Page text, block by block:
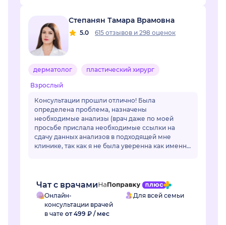
Степанян Тамара Врамовна
5.0 615 отзывов и 298 оценок
дерматолог пластический хирург
Взрослый
Консультации прошли отлично! Была
определена проблема, назначены
необходимые анализы (врач даже по моей
просьбе прислала необходимые ссылки на
сдачу данных анализов в подходящей мне
клинике, так как я не была уверенна как именно
Чат с врачами
Онлайн-
консультации врачей
в чате от 499 ₽ / мес
Для всей семьи